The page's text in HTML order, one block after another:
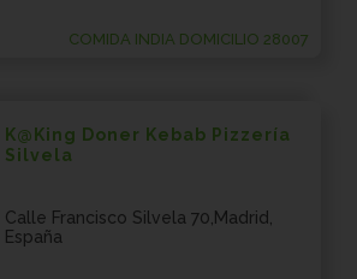
COMIDA INDIA DOMICILIO 28007
K@King Doner Kebab Pizzería
Silvela
Calle Francisco Silvela 70,Madrid,
España